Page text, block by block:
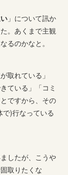
」について訊か
。あくまで主観
るのかなと。
取れている」
ている」「コミ
ですから、その
)行なっている
したが、こうや
取りたくな